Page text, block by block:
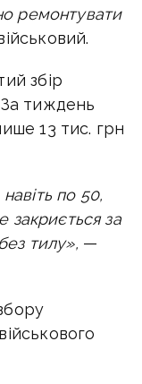
ремонтувати
збір
тиждень
13 тис. грн
по 50,
закриється за
тилу», —